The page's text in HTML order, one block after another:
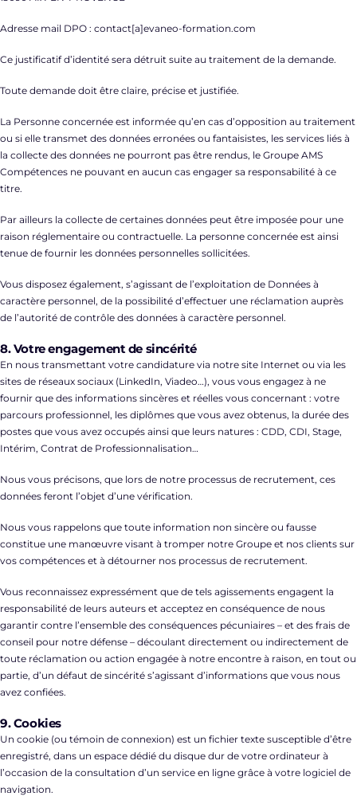
Adresse mail DPO : contact[a]evaneo-formation.com
Ce justificatif d’identité sera détruit suite au traitement de la demande.
Toute demande doit être claire, précise et justifiée.
La Personne concernée est informée qu’en cas d’opposition au traitement
ou si elle transmet des données erronées ou fantaisistes, les services liés à
la collecte des données ne pourront pas être rendus, le Groupe AMS
Compétences ne pouvant en aucun cas engager sa responsabilité à ce
titre.
Par ailleurs la collecte de certaines données peut être imposée pour une
raison réglementaire ou contractuelle. La personne concernée est ainsi
tenue de fournir les données personnelles sollicitées.
Vous disposez également, s’agissant de l’exploitation de Données à
caractère personnel, de la possibilité d’effectuer une réclamation auprès
de l’autorité de contrôle des données à caractère personnel.
8. Votre engagement de sincérité
En nous transmettant votre candidature via notre site Internet ou via les
sites de réseaux sociaux (LinkedIn, Viadeo…), vous vous engagez à ne
fournir que des informations sincères et réelles vous concernant : votre
parcours professionnel, les diplômes que vous avez obtenus, la durée des
postes que vous avez occupés ainsi que leurs natures : CDD, CDI, Stage,
Intérim, Contrat de Professionnalisation…
Nous vous précisons, que lors de notre processus de recrutement, ces
données feront l’objet d’une vérification.
Nous vous rappelons que toute information non sincère ou fausse
constitue une manœuvre visant à tromper notre Groupe et nos clients sur
vos compétences et à détourner nos processus de recrutement.
Vous reconnaissez expressément que de tels agissements engagent la
responsabilité de leurs auteurs et acceptez en conséquence de nous
garantir contre l’ensemble des conséquences pécuniaires – et des frais de
conseil pour notre défense – découlant directement ou indirectement de
toute réclamation ou action engagée à notre encontre à raison, en tout ou
partie, d’un défaut de sincérité s’agissant d’informations que vous nous
avez confiées.
9. Cookies
Un cookie (ou témoin de connexion) est un fichier texte susceptible d’être
enregistré, dans un espace dédié du disque dur de votre ordinateur à
l’occasion de la consultation d’un service en ligne grâce à votre logiciel de
navigation.